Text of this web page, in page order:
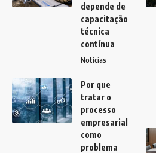
depende de
capacitação
técnica
contínua
Notícias
Por que
tratar o
processo
empresarial
como
problema